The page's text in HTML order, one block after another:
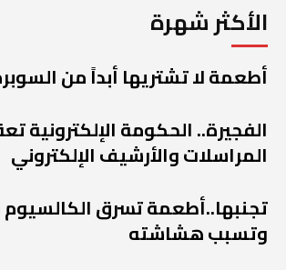
الأكثر شهرة
أطعمة لا تشتريها أبداً من
الفجيرة.. الحكومة الإلكترونية
المراسلات والأرشيف الإلكتروني
تجنبها..أطعمة تسرق
وتسبب هشاشته